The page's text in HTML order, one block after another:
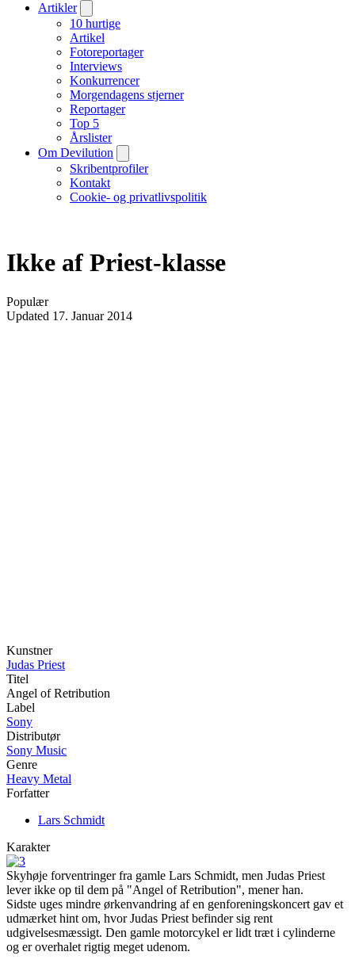
Artikler
10 hurtige
Artikel
Fotoreportager
Interviews
Konkurrencer
Morgendagens stjerner
Reportager
Top 5
Årslister
Om Devilution
Skribentprofiler
Kontakt
Cookie- og privatlivspolitik
Ikke af Priest-klasse
Populær
Updated 17. Januar 2014
Kunstner
Judas Priest
Titel
Angel of Retribution
Label
Sony
Distributør
Sony Music
Genre
Heavy Metal
Forfatter
Lars Schmidt
Karakter
Skyhøje forventringer fra gamle Lars Schmidt, men Judas Priest
lever ikke op til dem på "Angel of Retribution", mener han.
Sidste uges mindre ørkenvandring af en genforeningskoncert gav et
udmærket hint om, hvor Judas Priest befinder sig rent
udgivelsesmæssigt. Den gamle motorcykel er lidt træt i cylinderne
og er overhalet rigtig meget udenom.